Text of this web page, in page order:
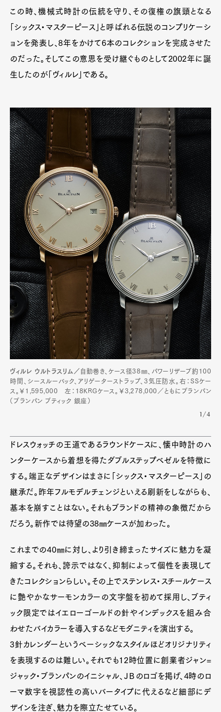
この時、機械式時計の伝統を守り、その復権の旗頭となる
「シックス・マスターピース」と呼ばれる伝説のコンプリケーシ
ョンを発表し、8年をかけて6本のコレクションを完成させた
のだった。そしてこの意思を受け継ぐものとして2002年に誕
生したのが「ヴィルレ」である。
ヴィルレ ウルトラスリム／ 自動巻き、ケース径38㎜、パワーリザーブ約100
時間、シースルーバック、アリゲーターストラップ、3気圧防水。右：SSケー
ス。￥1,595,000 左：18KRGケース。￥3,278,000／ともにブランパン
（ブランパン ブティック 銀座）
1/4
ドレスウォッチの王道であるラウンドケースに、懐中時計のハ
ンターケースから着想を得たダブルステップベゼルを特徴に
する。端正なデザインはまさに「シックス・マスターピース」の
継承だ。昨年フルモデルチェンジといえる刷新をしながらも、
基本を崩すことはない。それもブランドの精神の象徴だから
だろう。新作では待望の38㎜ケースが加わった。
これまでの40㎜に対し、より引き締まったサイズに魅力を凝
縮する。それも、誇示ではなく、抑制によって個性を表現して
きたコレクションらしい。その上でステンレス・スチールケース
に艶やかなサーモンカラーの文字盤を初めて採用し、ブティ
ック限定ではイエローゴールドの針やインデックスを組み合
わせたバイカラーを導入するなどモダニティを演出する。
3針カレンダーというベーシックなスタイルほどオリジナリティ
を表現するのは難しい。それでも12時位置に創業者ジャン=
ジャック・ブランパンのイニシャル、ＪＢのロゴを掲げ、4時のロ
ーマ数字を視認性の高いバータイプに代えるなど細部にデ
ザインを注ぎ、魅力を際立たせている。